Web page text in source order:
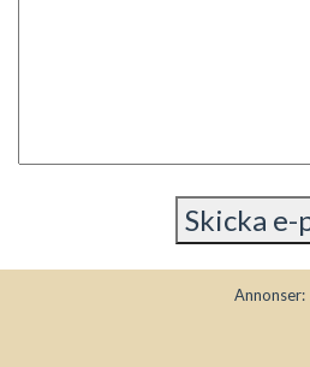
Annonser: